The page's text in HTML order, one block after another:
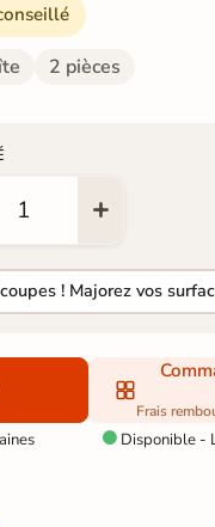
2 pièces
! Majorez vos
Frais
Disponible -